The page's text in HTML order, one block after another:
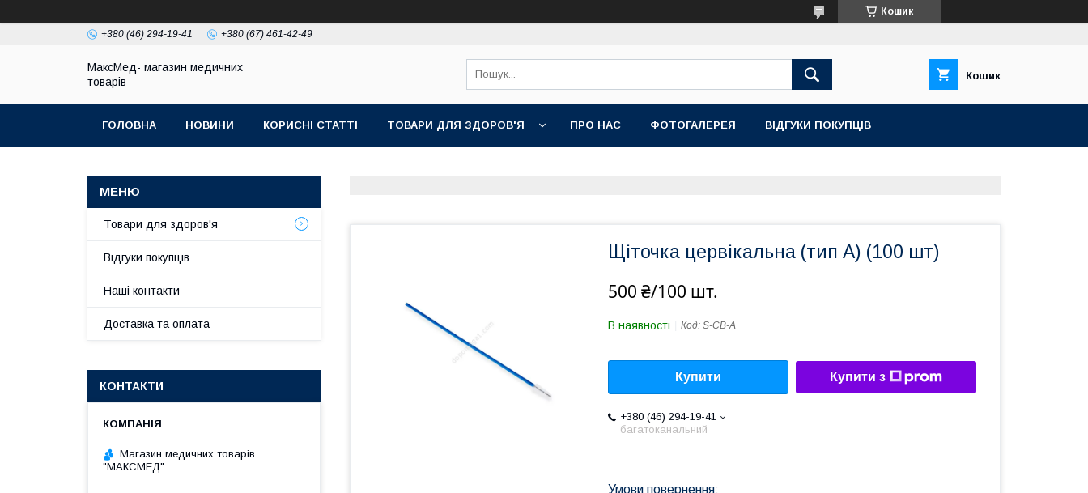
Кошик
+380 (46) 294-19-41 +380 (67) 461-42-49
МаксМед- магазин медичних
товарів
Кошик
ГОЛОВНА НОВИНИ КОРИСНІ СТАТТІ ТОВАРИ ДЛЯ ЗДОРОВ'Я ПРО НАС ФОТОГАЛЕРЕЯ ВІДГУКИ ПОКУПЦІВ
Щіточка цервікальна (тип А) (100 шт)
500 ₴/100 шт.
В наявності Код: S-CB-A
Купити Купити з
+380 (46) 294-19-41
багатоканальний
Товари для здоров'я
Відгуки покупців
Наші контакти
Доставка та оплата
КОНТАКТИ
Магазин медичних товарів
"МАКСМЕД"